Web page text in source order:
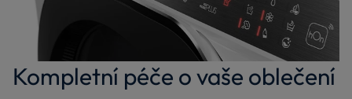
Kompletní péče o vaše oblečení